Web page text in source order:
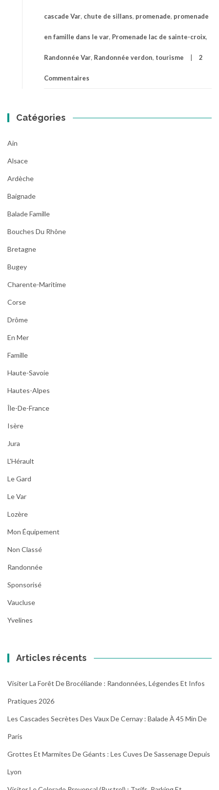
cascade Var, chute de sillans, promenade, promenade
en famille dans le var, Promenade lac de sainte-croix,
Randonnée Var, Randonnée verdon, tourisme 2
Commentaires
Catégories
Ain
Alsace
Ardèche
Baignade
Balade Famille
Bouches Du Rhône
Bretagne
Bugey
Charente-Maritime
Corse
Drôme
En Mer
Famille
Haute-Savoie
Hautes-Alpes
Île-De-France
Isère
Jura
L'Hérault
Le Gard
Le Var
Lozère
Mon Équipement
Non Classé
Randonnée
Sponsorisé
Vaucluse
Yvelines
Articles récents
Visiter La Forêt De Brocéliande : Randonnées, Légendes Et Infos
Pratiques 2026
Les Cascades Secrètes Des Vaux De Cernay : Balade À 45 Min De
Paris
Grottes Et Marmites De Géants : Les Cuves De Sassenage Depuis
Lyon